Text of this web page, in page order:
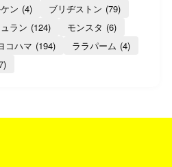
ン (4) ブリヂストン (79)
ラン (124) モンスタ (6)
コハマ (194) ララパーム (4)